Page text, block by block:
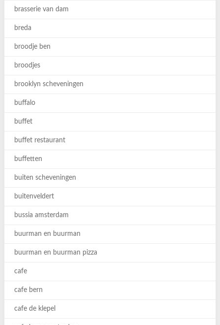
brasserie van dam
breda
broodje ben
broodjes
brooklyn scheveningen
buffalo
buffet
buffet restaurant
buffetten
buiten scheveningen
buitenveldert
bussia amsterdam
buurman en buurman
buurman en buurman pizza
cafe
cafe bern
cafe de klepel